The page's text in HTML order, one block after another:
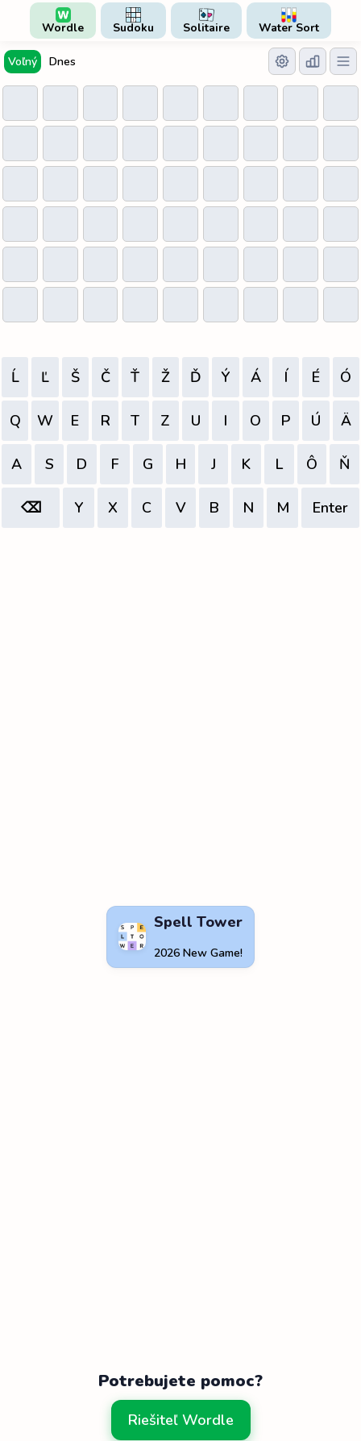
Wordle Sudoku Solitaire Water Sort
Voľný Dnes
Ĺ Ľ Š Č Ť Ž Ď Ý Á Í É Ó
Q W E R T Z U I O P Ú Ä
A S D F G H J K L Ô Ň
⌫ Y X C V B N M Enter
Spell Tower
2026 New Game!
Potrebujete pomoc?
Riešiteľ Wordle